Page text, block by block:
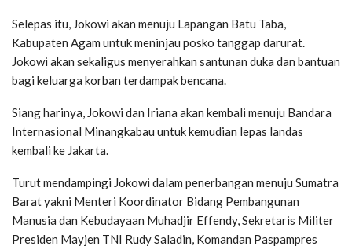
Selepas itu, Jokowi akan menuju Lapangan Batu Taba,
Kabupaten Agam untuk meninjau posko tanggap darurat.
Jokowi akan sekaligus menyerahkan santunan duka dan bantuan
bagi keluarga korban terdampak bencana.
Siang harinya, Jokowi dan Iriana akan kembali menuju Bandara
Internasional Minangkabau untuk kemudian lepas landas
kembali ke Jakarta.
Turut mendampingi Jokowi dalam penerbangan menuju Sumatra
Barat yakni Menteri Koordinator Bidang Pembangunan
Manusia dan Kebudayaan Muhadjir Effendy, Sekretaris Militer
Presiden Mayjen TNI Rudy Saladin, Komandan Paspampres